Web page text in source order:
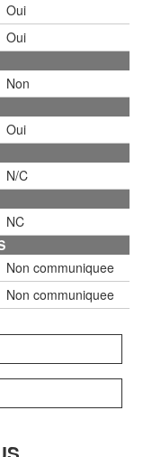
Oui
Oui
Non
Oui
N/C
NC
Non communiquee
Non communiquee